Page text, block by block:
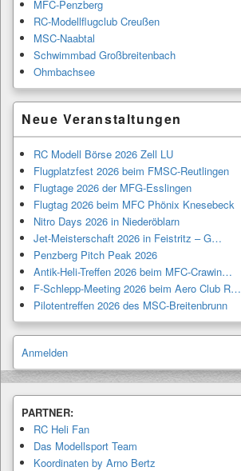
MFC-Penzberg
RC-Modellflugclub Creußen
MSC-Naabtal
Schwimmbad Großbreitenbach
Ohmbachsee
Neue Veranstaltungen
RC Modell Börse 2026 Zell LU
Flugplatzfest 2026 beim FMSC-Reutlingen
Flugtage 2026 der MFG-Esslingen
Flugtag 2026 beim MFC Phönix Knesebeck
Nitro Days 2026 in Niederöblarn
Jet-Meisterschaft 2026 in Feistritz – G…
Penzberg Pitch Peak 2026
Antik-Heli-Treffen 2026 beim MFC-Crawin…
F-Schlepp-Meeting 2026 beim Aero Club R…
Pilotentreffen 2026 des MSC-Breitenbrunn
Anmelden
PARTNER:
RC Heli Fan
Das Modellsport Team
Koordinaten by Arno Bertz